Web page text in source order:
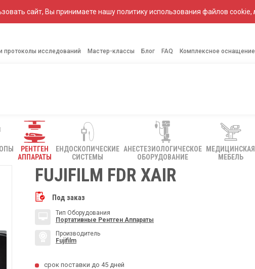
сайт, Вы принимаете нашу политику использования файлов cookie,
протоколы исследований Мастер-классы Блог FAQ Комплексное оснащение
РЕНТГЕН
АППАРАТЫ
ЕНДОСКОПИЧЕСКИЕ
СИСТЕМЫ
АНЕСТЕЗИОЛОГИЧЕСКОЕ
ОБОРУДОВАНИЕ
МЕДИЦИНСКАЯ
МЕБЕЛЬ
FUJIFILM FDR XAIR
Под заказ
Тип Оборудования
Портативные Рентген Аппараты
Производитель
Fujifilm
срок поставки до 45 дней